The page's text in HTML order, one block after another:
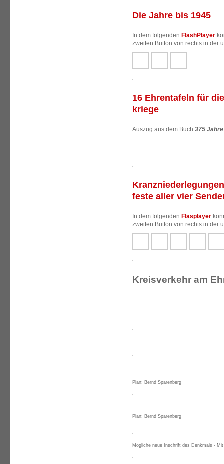
Die Jahre bis 1945
In dem folgenden FlashPlayer
zweiten Button von rechts in der
16 Ehrentafeln für
kriege
Auszug aus dem Buch 375
feste aller vier
In dem folgenden Flasplayer
zweiten Button von rechts in der
Kreisverkehr am
Plan: Bernd Sparenberg
Plan: Bernd Sparenberg
Mögliche neue Inschrift des Denkmals -